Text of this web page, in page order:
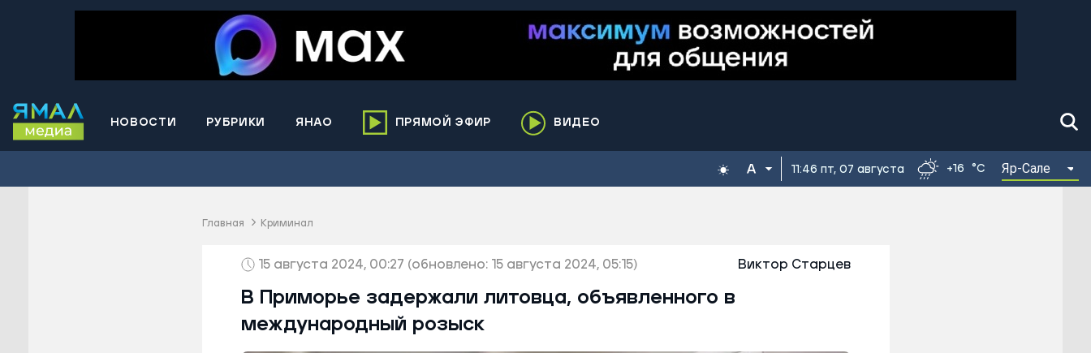
НОВОСТИ РУБРИКИ ЯНАО
район
Муравленко
Ноябрьск
ПРЯМОЙ ЭФИР ВИДЕО
11:46 пт, 07 августа +16 °C Яр-Сале
Главная Криминал
15 августа 2024, 00:27 (обновлено: 15 августа 2024, 05:15) Виктор Старцев
В Приморье задержали литовца, объявленного в
международный розыск